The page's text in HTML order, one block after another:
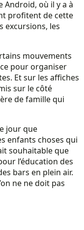
où il y a à
profitent de cette
excursions, les
mouvements
pour organiser
Et sur les affiches
sur le côté
de famille qui
jour que
enfants choses qui
souhaitable que
l’éducation des
bars en plein air.
ne ne doit pas